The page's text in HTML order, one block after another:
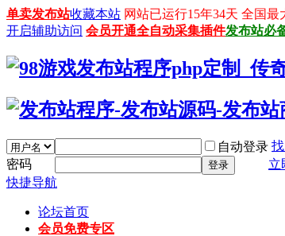
单卖发布站收藏本站 网站已运行15年34天 全国
开启辅助访问 会员开通全自动采集插件发布站必
自动登录
密码
登录
立
快捷导航
论坛首页
会员免费专区